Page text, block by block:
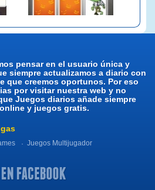
pensar en el usuario única y
siempre actualizamos a diario con
que creemos oportunos. Por eso
por visitar nuestra web y no
Juegos diarios añade siempre
y juegos gratis.
Juegos Multijugador